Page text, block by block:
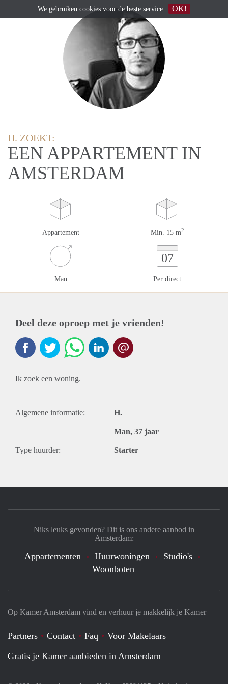
H. ZOEKT:
EEN APPARTEMENT IN
AMSTERDAM
Appartement Min. 15 m2
Man
07
Per direct
Deel deze oproep met je vrienden!
Ik zoek een woning.
Algemene informatie: H.
Man, 37 jaar
Type huurder: Starter
Op Kamer Amsterdam vind en verhuur je makkelijk je Kamer
Partners Contact Faq
Voor Makelaars
Gratis je Kamer aanbieden in Amsterdam
Niks leuks gevonden? Dit is ons andere aanbod in
Amsterdam:
Appartementen Huurwoningen
Studio's
Woonboten
We gebruiken cookies voor de beste service OK!